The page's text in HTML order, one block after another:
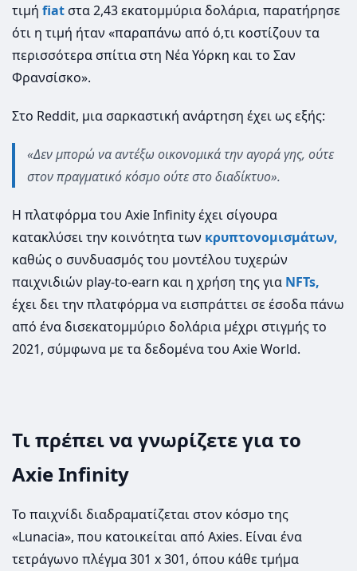
τιμή fiatστα 2,43 εκατομμύρια δολάρια, παρατήρησε
ότι η τιμή ήταν «παραπάνω από ό,τι κοστίζουν τα
περισσότερα σπίτια στη Νέα Υόρκη και το Σαν
Φρανσίσκο».
Στο Reddit, μια σαρκαστική ανάρτηση έχει ως εξής:
«Δεν μπορώ να αντέξω οικονομικά την αγορά γης, ούτε
στον πραγματικό κόσμο ούτε στο διαδίκτυο».
Η πλατφόρμα του Axie Infinity έχει σίγουρα
κατακλύσει την κοινότητα των κρυπτονομισμάτων,
καθώς ο συνδυασμός του μοντέλου τυχερών
παιχνιδιών play-to-earn και η χρήση της για NFTs,
έχει δει την πλατφόρμα να εισπράττει σε έσοδα πάνω
από ένα δισεκατομμύριο δολάρια μέχρι στιγμής το
2021, σύμφωνα με τα δεδομένα του Axie World.
Τι πρέπει να γνωρίζετε για το
Axie Infinity
Το παιχνίδι διαδραματίζεται στον κόσμο της
«Lunacia», που κατοικείται από Axies. Είναι ένα
τετράγωνο πλέγμα 301 x 301, όπου κάθε τμήμα